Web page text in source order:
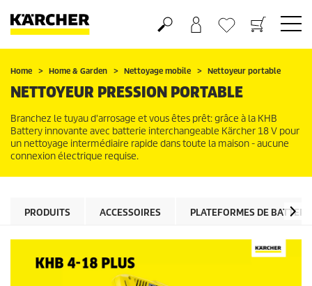
Panier
Mes Favoris
Home Home & Garden Nettoyage mobile Nettoyeur portable
NETTOYEUR PRESSION PORTABLE
Branchez le tuyau d'arrosage et vous êtes prêt: grâce à la KHB
Battery innovante avec batterie interchangeable Kärcher 18 V pour
un nettoyage intermédiaire rapide dans toute la maison - aucune
connexion électrique requise.
PRODUITS ACCESSOIRES PLATEFORMES DE